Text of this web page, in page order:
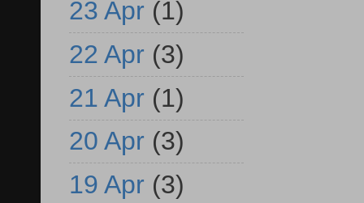
23 Apr (1)
22 Apr (3)
21 Apr (1)
20 Apr (3)
19 Apr (3)